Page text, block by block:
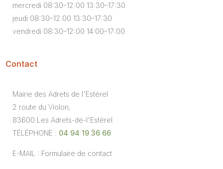
mercredi 08:30–12:00 13:30–17:30
jeudi 08:30–12:00 13:30–17:30
vendredi 08:30–12:00 14:00–17:00
Contact
Mairie des Adrets de l'Estérel
2 route du Violon,
83600 Les Adrets-de-l'Estérel
TÉLÉPHONE : 04 94 19 36 66
E-MAIL : Formulaire de contact